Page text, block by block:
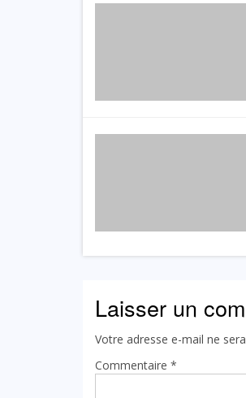
Laisser un
Votre adresse e-mail ne
Commentaire *